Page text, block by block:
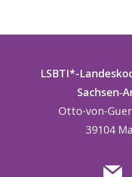
LSBTI*-
Sachsen‑
Otto-von-
39104